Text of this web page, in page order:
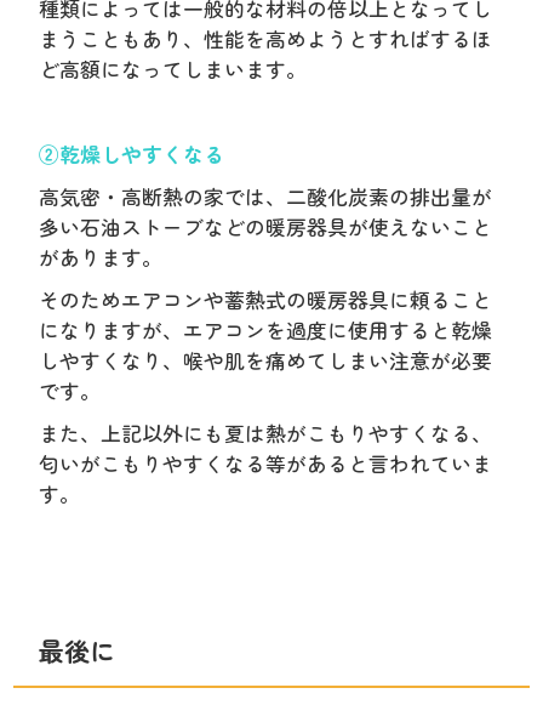
種類によっては一般的な材料の倍以上となってし
まうこともあり、性能を高めようとすればするほ
ど高額になってしまいます。
②乾燥しやすくなる
高気密・高断熱の家では、二酸化炭素の排出量が
多い石油ストーブなどの暖房器具が使えないこと
があります。
そのためエアコンや蓄熱式の暖房器具に頼ること
になりますが、エアコンを過度に使用すると乾燥
しやすくなり、喉や肌を痛めてしまい注意が必要
です。
また、上記以外にも夏は熱がこもりやすくなる、
匂いがこもりやすくなる等があると言われていま
す。
最後に